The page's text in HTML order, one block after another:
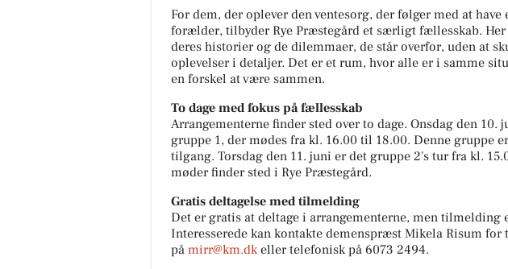
For dem, der oplever den ventesorg, der følger med at have
forælder, tilbyder Rye Præstegård et særligt fællesskab. Her
deres historier og de dilemmaer, de står overfor, uden at
oplevelser i detaljer. Det er et rum, hvor alle er i samme
en forskel at være sammen.
To dage med fokus på fællesskab
Arrangementerne finder sted over to dage. Onsdag den 10.
gruppe 1, der mødes fra kl. 16.00 til 18.00. Denne gruppe
tilgang. Torsdag den 11. juni er det gruppe 2's tur fra kl.
møder finder sted i Rye Præstegård.
Gratis deltagelse med tilmelding
Det er gratis at deltage i arrangementerne, men tilmelding
Interesserede kan kontakte demenspræst Mikela Risum
på mirr@km.dkeller telefonisk på 6073 2494.